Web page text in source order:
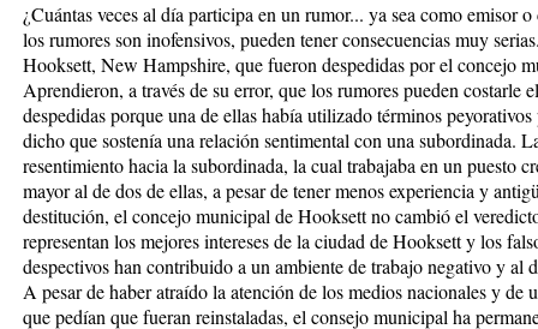
¿Cuántas veces al día participa en un rumor... ya sea como emisor
los rumores son inofensivos, pueden tener consecuencias muy
Hooksett, New Hampshire, que fueron despedidas por el concejo
Aprendieron, a través de su error, que los rumores pueden costarle
despedidas porque una de ellas había utilizado términos
dicho que sostenía una relación sentimental con una subordinada.
resentimiento hacia la subordinada, la cual trabajaba en un puesto
mayor al de dos de ellas, a pesar de tener menos experiencia y
destitución, el concejo municipal de Hooksett no cambió el
representan los mejores intereses de la ciudad de Hooksett y los
despectivos han contribuido a un ambiente de trabajo negativo y al
A pesar de haber atraído la atención de los medios nacionales y de
que pedían que fueran reinstaladas, el consejo municipal ha